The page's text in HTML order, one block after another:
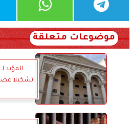
موضوعات متعلقة
تشكيلا